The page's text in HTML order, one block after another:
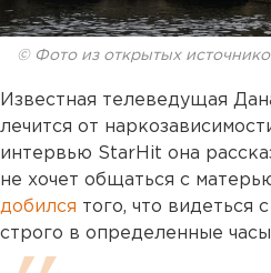
© Фото из открытых
Известная телеведущая
лечится от
интервью StarHit она
не хочет общаться с
добился того, что видеться
строго в определенные